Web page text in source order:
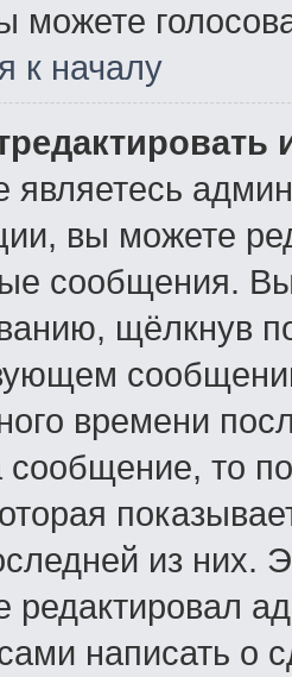
к началу
являетесь
вы можете
сообщения.
щёлкнув
времени
сообщение, то
из них.
редактировал
написать о